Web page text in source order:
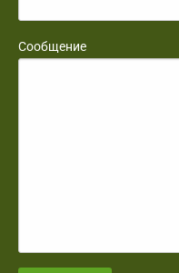
Сообщение